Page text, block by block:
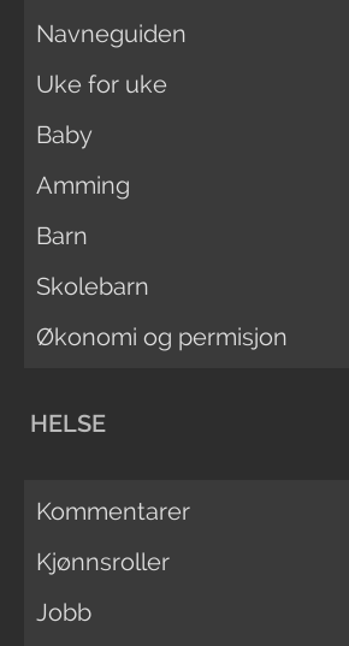
Navneguiden
Uke for uke
Baby
Amming
Barn
Skolebarn
Økonomi og permisjon
HELSE
Kommentarer
Kjønnsroller
Jobb